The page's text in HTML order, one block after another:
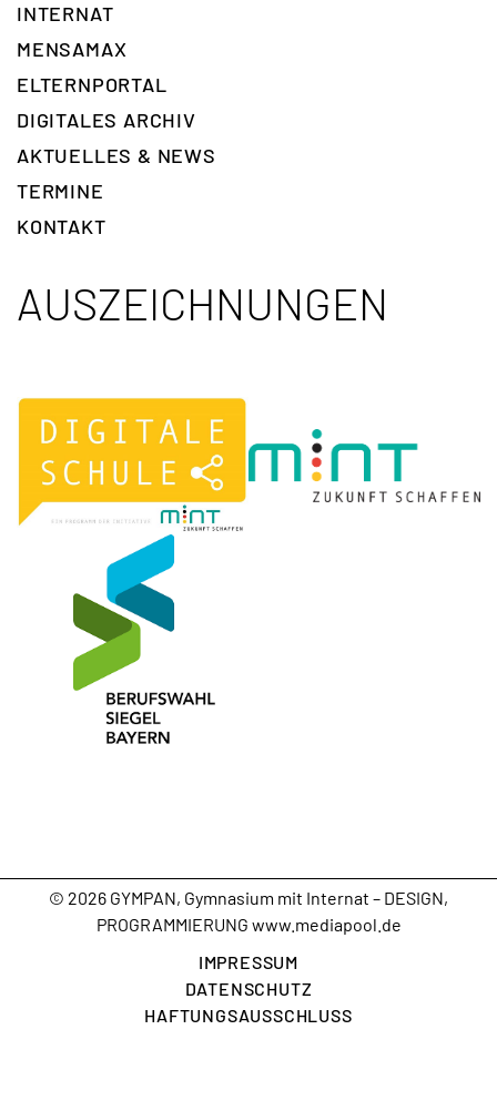
INTERNAT
MENSAMAX
ELTERNPORTAL
DIGITALES ARCHIV
AKTUELLES & NEWS
TERMINE
KONTAKT
AUSZEICHNUNGEN
© 2026 GYMPAN, Gymnasium mit Internat – DESIGN,
PROGRAMMIERUNG www.mediapool.de
IMPRESSUM
DATENSCHUTZ
HAFTUNGSAUSSCHLUSS